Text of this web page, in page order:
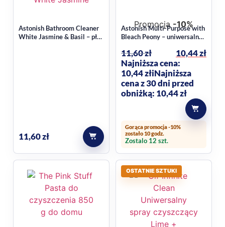
Astonish Bathroom Cleaner
White Jasmine & Basil – płyn
11,60zł
Promocja -10%
Astonish Multi-Purpose with
Bleach Peony – uniwersalny
wybielaczem 750 ml
11,60zł 10,44zł
Najniższa cena:
10,44złiNajniższa
cena z 30 dni przed
obniżką: 10,44 zł
Gorąca promocja -10%
zostało 10 godz.
Zostalo 12 szt.
OSTATNIE SZTUKI